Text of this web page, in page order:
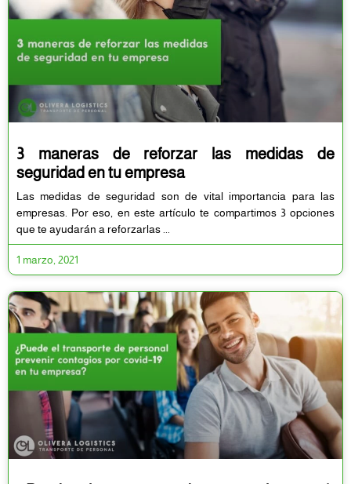
3 maneras de reforzar las medidas de
seguridad en tu empresa
Las medidas de seguridad son de vital importancia para las
empresas. Por eso, en este artículo te compartimos 3 opciones
que te ayudarán a reforzarlas
1 marzo, 2021